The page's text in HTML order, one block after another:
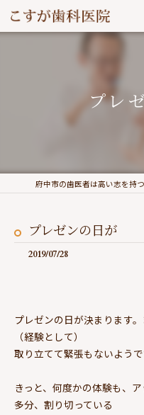
プレ
プレゼンの日が
2019/07/28
プレゼンの日が決まります
（経験として）
取り立てて緊張もないようで
きっと、何度かの体験も、
多分、割り切っている